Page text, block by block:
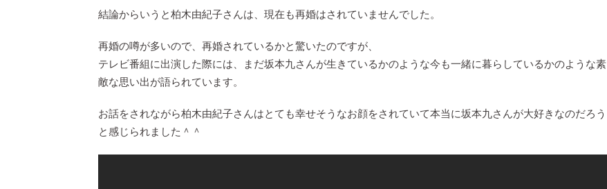
結論からいうと柏木由紀子さんは、現在も再婚はされていませんでした。
再婚の噂が多いので、再婚されているかと驚いたのですが、
テレビ番組に出演した際には、まだ坂本九さんが生きているかのような今も一緒に暮らしているかのような素
敵な思い出が語られています。
お話をされながら柏木由紀子さんはとても幸せそうなお顔をされていて本当に坂本九さんが大好きなのだろう
と感じられました＾＾